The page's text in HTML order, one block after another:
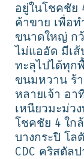
อยู่ในโชคชัย
ค้าขาย เพื่อท
ขนาดใหญ่ ก
ไม่แออัด มีเส้
ทะลุไปได้ทุก
ขนมหวาน ร้
หลายเจ้า อา
เหนียวมะม่ว
โชคชัย 4 ใก
บางกระปิ โล
CDC คริสตัล